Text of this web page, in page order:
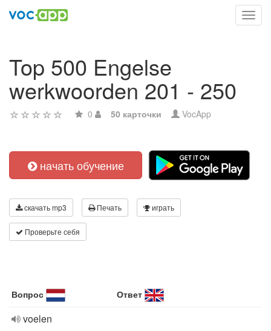
Top 500 Engelse
werkwoorden 201 - 250
0 50 карточки VocApp
начать обучение
скачать mp3 Печать играть
Проверьте себя
Вопрос Ответ
voelen